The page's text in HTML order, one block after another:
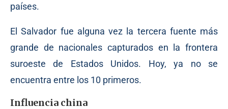
países.
El Salvador fue alguna vez la tercera fuente más
grande de nacionales capturados en la frontera
suroeste de Estados Unidos. Hoy, ya no se
encuentra entre los 10 primeros.
Influencia china